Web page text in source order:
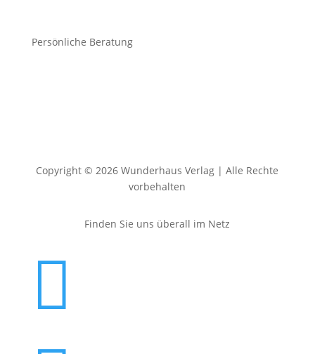
Persönliche Beratung
Copyright © 2026 Wunderhaus Verlag | Alle Rechte
vorbehalten
Finden Sie uns überall im Netz
